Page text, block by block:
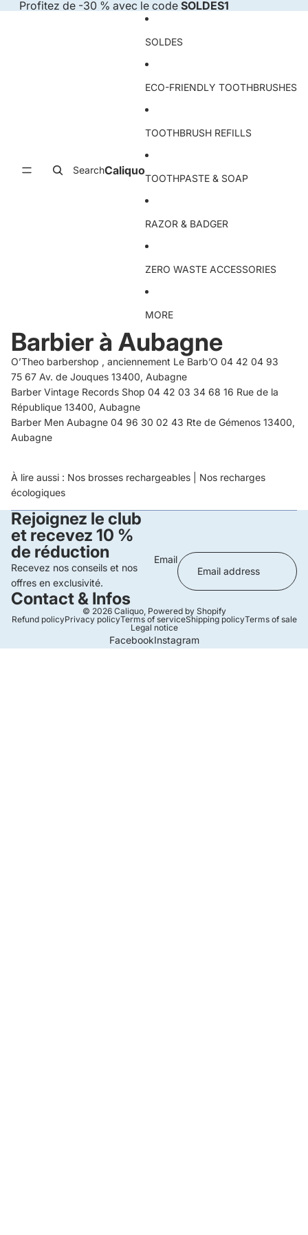
Profitez de -30 % avec le code SOLDES1
SearchCaliquo
SOLDES
ECO-FRIENDLY TOOTHBRUSHES
TOOTHBRUSH REFILLS
TOOTHPASTE & SOAP
RAZOR & BADGER
ZERO WASTE ACCESSORIES
MORE
Barbier à Aubagne
O’Theo barbershop , anciennement Le Barb’O 04 42 04 93
75 67 Av. de Jouques 13400, Aubagne
Barber Vintage Records Shop 04 42 03 34 68 16 Rue de la
République 13400, Aubagne
Barber Men Aubagne 04 96 30 02 43 Rte de Gémenos 13400,
Aubagne
À lire aussi : Nos brosses rechargeables
Nos recharges
écologiques
Rejoignez le club
et recevez 10 %
de réduction
Recevez nos conseils et nos
offres en exclusivité.
Email
Contact & Infos
© 2026 Caliquo, Powered by Shopify
Refund policyPrivacy policyTerms of serviceShipping policyTerms of sale
Legal notice
FacebookInstagram